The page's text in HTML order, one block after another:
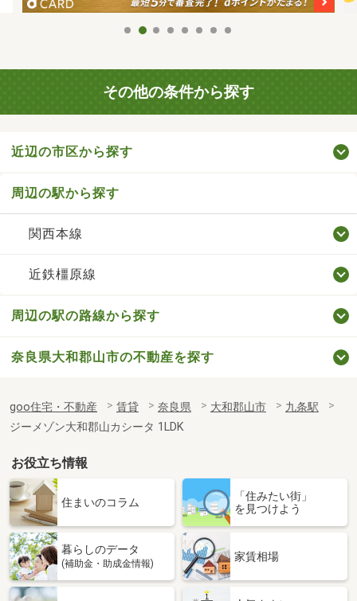
その他の条件から探す
近辺の市区から探す
周辺の駅から探す
関西本線
近鉄橿原線
周辺の駅の路線から探す
奈良県大和郡山市の不動産を探す
goo住宅・不動産 賃貸 奈良県 大和郡山市
九条駅
ジーメゾン大和郡山カシータ 1LDK
お役立ち情報
住まいのコラム
「住みたい街」
を見つけよう
暮らしのデータ
(補助金・助成金情報)
家賃相場